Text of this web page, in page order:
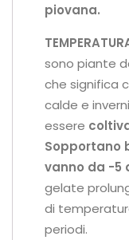
piovana.
sono piante
che significa
calde e
essere
Sopportano
vanno da -5
gelate
di
periodi.